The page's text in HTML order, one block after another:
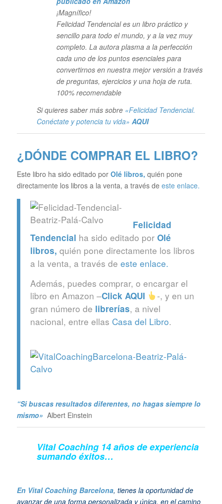
¡Magnífico!
Felicidad Tendencial es un libro práctico y
sencillo para todo el mundo, y a la vez muy
completo. La autora plasma a la perfección
cada uno de los puntos esenciales para
convertirnos en nuestra mejor versión a través
de preguntas, ejercicios y una hoja de ruta.
100% recomendable
Si quieres saber más sobre «Felicidad Tendencial.
Conéctate y potencia tu vida» AQUI
¿DÓNDE COMPRAR EL LIBRO?
Este libro ha sido editado por Olé libros, quién pone
directamente los libros a la venta, a través de este enlace.
Felicidad
Tendencial ha sido editado por Olé
libros, quién pone directamente los libros
a la venta, a través de este enlace.
Además, puedes comprar, o encargar el
libro en Amazon –Click AQUI
-, y en un
gran número de librerías, a nivel
nacional, entre ellas Casa del Libro.
“Si buscas resultados diferentes, no hagas siempre lo
mismo» Albert Einstein
Vital Coaching 14 años de experiencia
sumando éxitos…
En Vital Coaching Barcelona, tienes la oportunidad de
avanzar de una forma personalizada y única, en el camino